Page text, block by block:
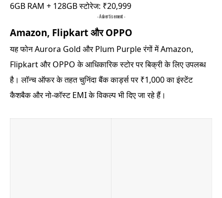
6GB RAM + 128GB स्टोरेज: ₹20,999
- Advertisement -
Amazon, Flipkart और OPPO
यह फोन Aurora Gold और Plum Purple रंगों में Amazon,
Flipkart और OPPO के आधिकारिक स्टोर पर बिक्री के लिए उपलब्ध
है। लॉन्च ऑफर के तहत चुनिंदा बैंक कार्ड्स पर ₹1,000 का इंस्टेंट
कैशबैक और नो-कॉस्ट EMI के विकल्प भी दिए जा रहे हैं।